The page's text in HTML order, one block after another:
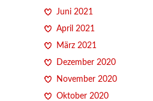
Juni 2021
April 2021
März 2021
Dezember 2020
November 2020
Oktober 2020